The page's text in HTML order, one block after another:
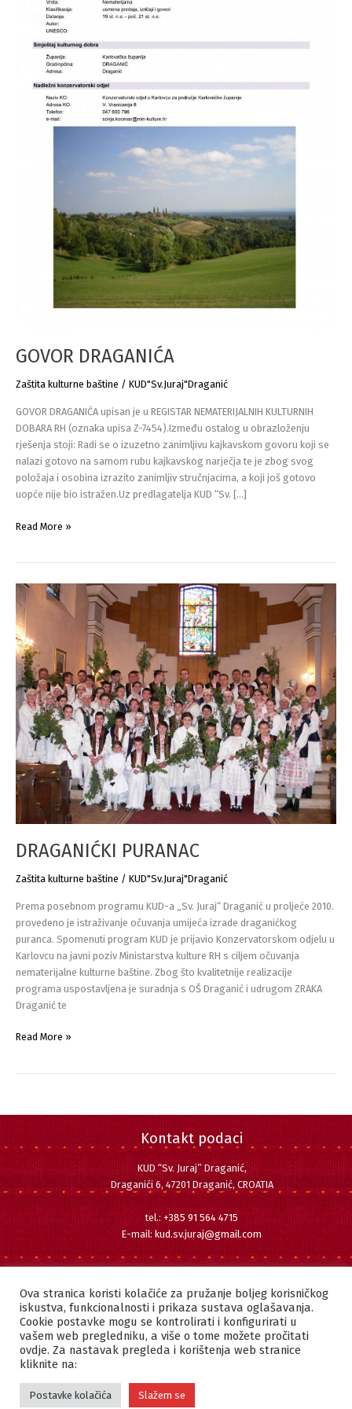
GOVOR DRAGANIĆA
Zaštita kulturne baštine / KUD"Sv.Juraj"Draganić
GOVOR DRAGANIĆA upisan je u REGISTAR NEMATERIJALNIH KULTURNIH
DOBARA RH (oznaka upisa Z-7454).Između ostalog u obrazloženju
rješenja stoji: Radi se o izuzetno zanimljivu kajkavskom govoru koji se
nalazi gotovo na samom rubu kajkavskog narječja te je zbog svog
položaja i osobina izrazito zanimljiv stručnjacima, a koji još gotovo
uopće nije bio istražen.Uz predlagatelja KUD “Sv. […]
GOVOR
Read More »
DRAGANIĆKI PURANAC
Zaštita kulturne baštine / KUD"Sv.Juraj"Draganić
Prema posebnom programu KUD-a „Sv. Juraj“ Draganić u proljeće 2010.
provedeno je istraživanje očuvanja umijeća izrade draganićkog
puranca. Spomenuti program KUD je prijavio Konzervatorskom odjelu u
Karlovcu na javni poziv Ministarstva kulture RH s ciljem očuvanja
nematerijalne kulturne baštine. Zbog što kvalitetnije realizacije
programa uspostavljena je suradnja s OŠ Draganić i udrugom ZRAKA
Draganić te
DRAGANIĆKI
Read More »
Kontakt podaci
KUD “Sv. Juraj” Draganić,
Draganići 6, 47201 Draganić, CROATIA
tel.: +385 91 564 4715
E-mail: kud.sv.juraj@gmail.com
Facebook
Instagram
YouTube
Copyright © 2022 KUD "SVETI JURAJ" DRAGANIĆ | Sva prava pridržana.
Ova stranica koristi kolačiće za pružanje boljeg korisničkog
iskustva, funkcionalnosti i prikaza sustava oglašavanja.
Cookie postavke mogu se kontrolirati i konfigurirati u
vašem web pregledniku, a više o tome možete pročitati
ovdje. Za nastavak pregleda i korištenja web stranice
kliknite na:
Postavke kolačića Slažem se